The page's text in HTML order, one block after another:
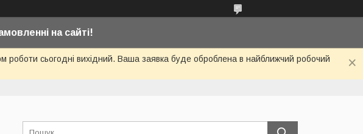
на сайті!
роботи сьогодні вихідний. Ваша заявка буде оброблена в найближчий робочий